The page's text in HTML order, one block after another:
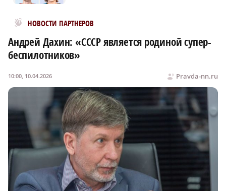
НОВОСТИ ПАРТНЕРОВ
Новости МирТесен
Андрей Дахин: «СССР является родиной супер-
беспилотников»
Pravda-nn.ru
10:00, 10.04.2026